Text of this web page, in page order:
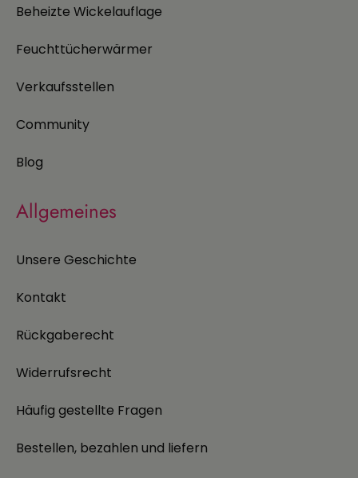
Beheizte Wickelauflage
Feuchttücherwärmer
Verkaufsstellen
Community
Blog
Allgemeines
Unsere Geschichte
Kontakt
Rückgaberecht
Widerrufsrecht
Häufig gestellte Fragen
Bestellen, bezahlen und liefern